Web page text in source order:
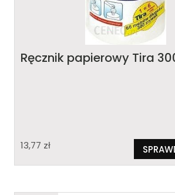
Ręcznik papierowy Tira
13,77 zł